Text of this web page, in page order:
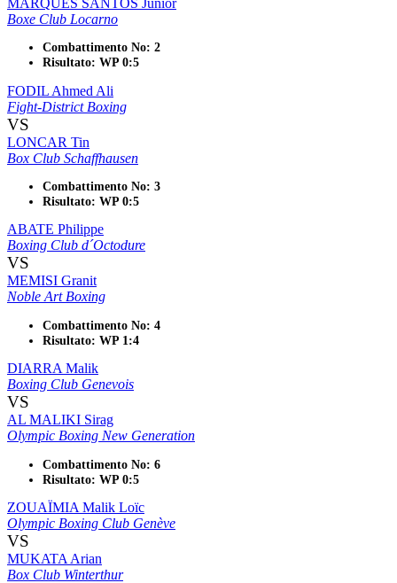
Boxe Club Locarno
Combattimento No: 2
Risultato: WP 0:5
FODIL Ahmed Ali
Fight-District Boxing
VS
LONCAR Tin
Box Club Schaffhausen
Combattimento No: 3
Risultato: WP 0:5
ABATE Philippe
Boxing Club d´Octodure
VS
MEMISI Granit
Noble Art Boxing
Combattimento No: 4
Risultato: WP 1:4
DIARRA Malik
Boxing Club Genevois
VS
AL MALIKI Sirag
Olympic Boxing New Generation
Combattimento No: 6
Risultato: WP 0:5
ZOUAÏMIA Malik Loïc
Olympic Boxing Club Genève
VS
MUKATA Arian
Box Club Winterthur